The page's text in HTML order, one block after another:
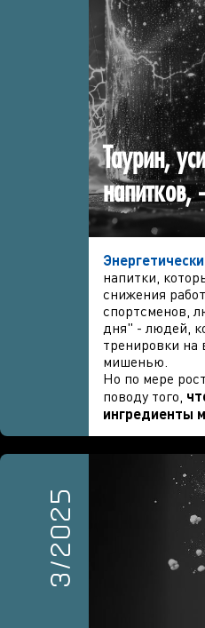
Таурин,
напитков,
напитки,
снижения
спортсменов,
дня" - людей,
тренировки на
мишенью.
Но по мере
поводу того, ч
ингредиенты
3/2025